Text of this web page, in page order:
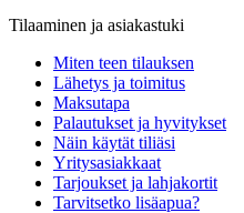
Tilaaminen ja asiakastuki
Miten teen tilauksen
Lähetys ja toimitus
Maksutapa
Palautukset ja hyvitykset
Näin käytät tiliäsi
Yritysasiakkaat
Tarjoukset ja lahjakortit
Tarvitsetko lisäapua?